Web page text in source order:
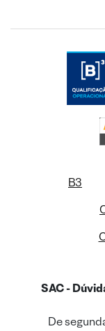
B3
SAC -
De